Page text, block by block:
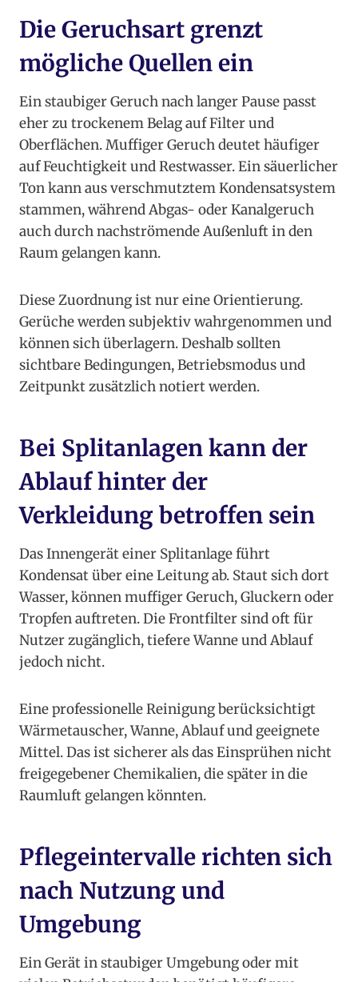
Die Geruchsart grenzt
mögliche Quellen ein
Ein staubiger Geruch nach langer Pause passt
eher zu trockenem Belag auf Filter und
Oberflächen. Muffiger Geruch deutet häufiger
auf Feuchtigkeit und Restwasser. Ein säuerlicher
Ton kann aus verschmutztem Kondensatsystem
stammen, während Abgas- oder Kanalgeruch
auch durch nachströmende Außenluft in den
Raum gelangen kann.
Diese Zuordnung ist nur eine Orientierung.
Gerüche werden subjektiv wahrgenommen und
können sich überlagern. Deshalb sollten
sichtbare Bedingungen, Betriebsmodus und
Zeitpunkt zusätzlich notiert werden.
Bei Splitanlagen kann der
Ablauf hinter der
Verkleidung betroffen sein
Das Innengerät einer Splitanlage führt
Kondensat über eine Leitung ab. Staut sich dort
Wasser, können muffiger Geruch, Gluckern oder
Tropfen auftreten. Die Frontfilter sind oft für
Nutzer zugänglich, tiefere Wanne und Ablauf
jedoch nicht.
Eine professionelle Reinigung berücksichtigt
Wärmetauscher, Wanne, Ablauf und geeignete
Mittel. Das ist sicherer als das Einsprühen nicht
freigegebener Chemikalien, die später in die
Raumluft gelangen könnten.
Pflegeintervalle richten sich
nach Nutzung und
Umgebung
Ein Gerät in staubiger Umgebung oder mit